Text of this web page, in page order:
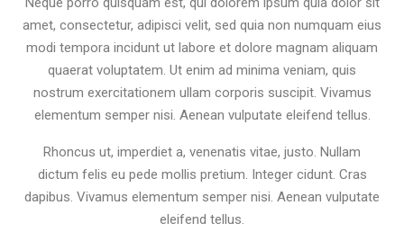
amet, consectetur, adipisci velit, sed quia non numquam eius
modi tempora incidunt ut labore et dolore magnam aliquam
quaerat voluptatem. Ut enim ad minima veniam, quis
nostrum exercitationem ullam corporis suscipit. Vivamus
elementum semper nisi. Aenean vulputate eleifend tellus.
Rhoncus ut, imperdiet a, venenatis vitae, justo. Nullam
dictum felis eu pede mollis pretium. Integer cidunt. Cras
dapibus. Vivamus elementum semper nisi. Aenean vulputate
eleifend tellus.